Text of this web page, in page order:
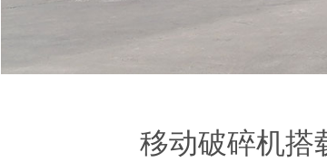
移动破碎机搭